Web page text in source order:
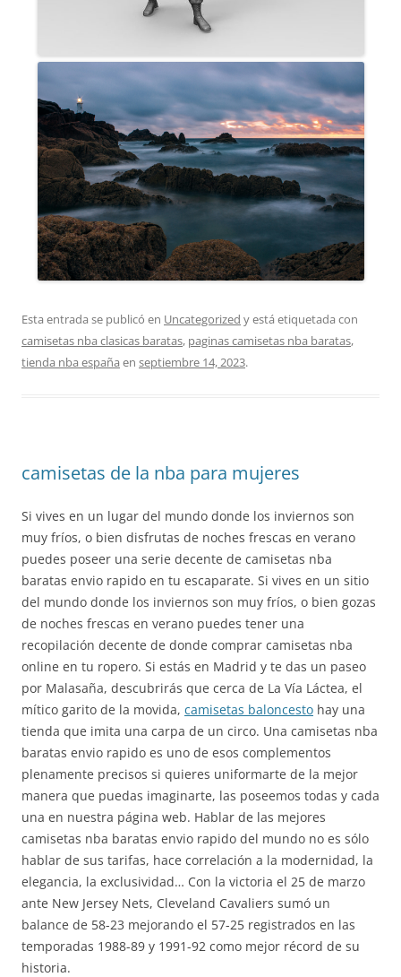
Esta entrada se publicó en Uncategorized y está etiquetada con
camisetas nba clasicas baratas, paginas camisetas nba baratas,
tienda nba españa en septiembre 14, 2023.
camisetas de la nba para mujeres
Si vives en un lugar del mundo donde los inviernos son
muy fríos, o bien disfrutas de noches frescas en verano
puedes poseer una serie decente de camisetas nba
baratas envio rapido en tu escaparate. Si vives en un sitio
del mundo donde los inviernos son muy fríos, o bien gozas
de noches frescas en verano puedes tener una
recopilación decente de donde comprar camisetas nba
online en tu ropero. Si estás en Madrid y te das un paseo
por Malasaña, descubrirás que cerca de La Vía Láctea, el
mítico garito de la movida, camisetas baloncesto hay una
tienda que imita una carpa de un circo. Una camisetas nba
baratas envio rapido es uno de esos complementos
plenamente precisos si quieres uniformarte de la mejor
manera que puedas imaginarte, las poseemos todas y cada
una en nuestra página web. Hablar de las mejores
camisetas nba baratas envio rapido del mundo no es sólo
hablar de sus tarifas, hace correlación a la modernidad, la
elegancia, la exclusividad… Con la victoria el 25 de marzo
ante New Jersey Nets, Cleveland Cavaliers sumó un
balance de 58-23 mejorando el 57-25 registrados en las
temporadas 1988-89 y 1991-92 como mejor récord de su
historia.